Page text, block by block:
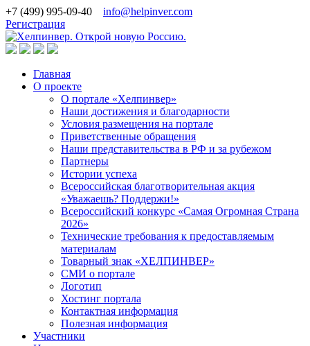
+7 (499) 995-09-40
info@helpinver.com
Регистрация
Главная
О проекте
О портале «Хелпинвер»
Наши достижения и благодарности
Условия размещения на портале
Приветственные обращения
Наши представительства в РФ и за рубежом
Партнеры
Истории успеха
Всероссийская благотворительная акция
«Уважаешь? Поддержи!»
Всероссийский конкурс «Самая Огромная Страна
2026»
Технические требования к предоставляемым
материалам
Товарный знак «ХЕЛПИНВЕР»
СМИ о портале
Логотип
Хостинг портала
Контактная информация
Полезная информация
Участники